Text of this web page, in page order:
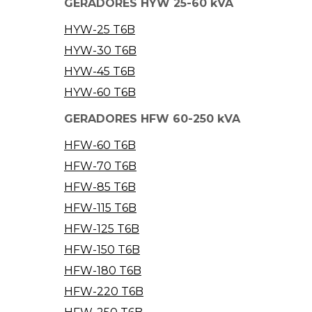
GERADORES HYW 25-60 kVA
HYW-25 T6B
HYW-30 T6B
HYW-45 T6B
HYW-60 T6B
GERADORES HFW 60-250 kVA
HFW-60 T6B
HFW-70 T6B
HFW-85 T6B
HFW-115 T6B
HFW-125 T6B
HFW-150 T6B
HFW-180 T6B
HFW-220 T6B